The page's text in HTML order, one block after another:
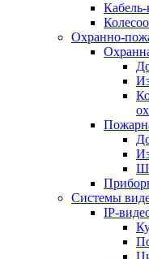
Охранно-
Системы
IP-